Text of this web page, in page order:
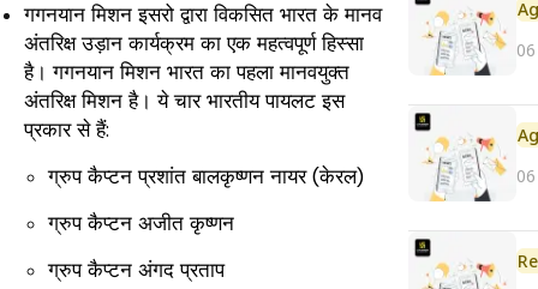
गगनयान मिशन इसरो द्वारा विकसित भारत के मानव
अंतरिक्ष उड़ान कार्यक्रम का एक महत्वपूर्ण हिस्सा
है। गगनयान मिशन भारत का पहला मानवयुक्त
अंतरिक्ष मिशन है। ये चार भारतीय पायलट इस
प्रकार से हैं:
ग्रुप कैप्टन प्रशांत बालकृष्णन नायर (केरल)
ग्रुप कैप्टन अजीत कृष्णन
ग्रुप कैप्टन अंगद प्रताप